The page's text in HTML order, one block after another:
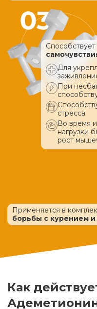
Способствует
Для
При
стресса
Во время
нагрузки
рост
Применяется в
борьбы с курением и
Как